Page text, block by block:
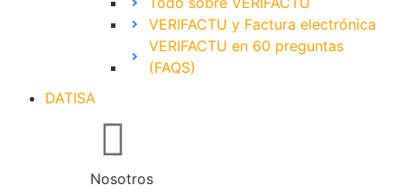
VERIFACTU y Factura electrónica
VERIFACTU en 60 preguntas
(FAQS)
DATISA
Nosotros